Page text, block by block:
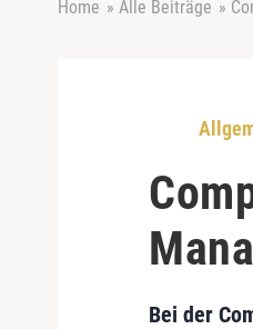
Home » Alle Beiträge »
Bei der